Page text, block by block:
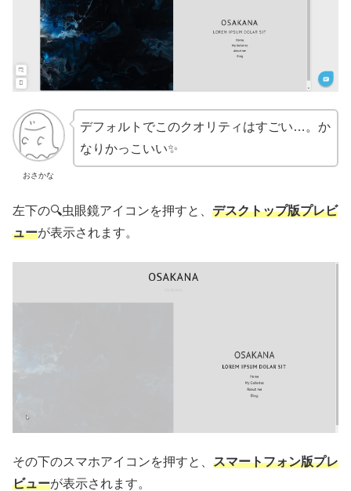
おさかな
デフォルトでこのクオリティはすごい…。か
なりかっこいい✨
左下の🔍虫眼鏡アイコンを押すと、 デスクトップ版プレビ
ューが表示されます。
その下のスマホアイコンを押すと、 スマートフォン版プレ
ビューが表示されます。